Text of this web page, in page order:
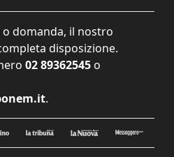
o domanda, il nostro
disposizione.
02 89362545 o
.